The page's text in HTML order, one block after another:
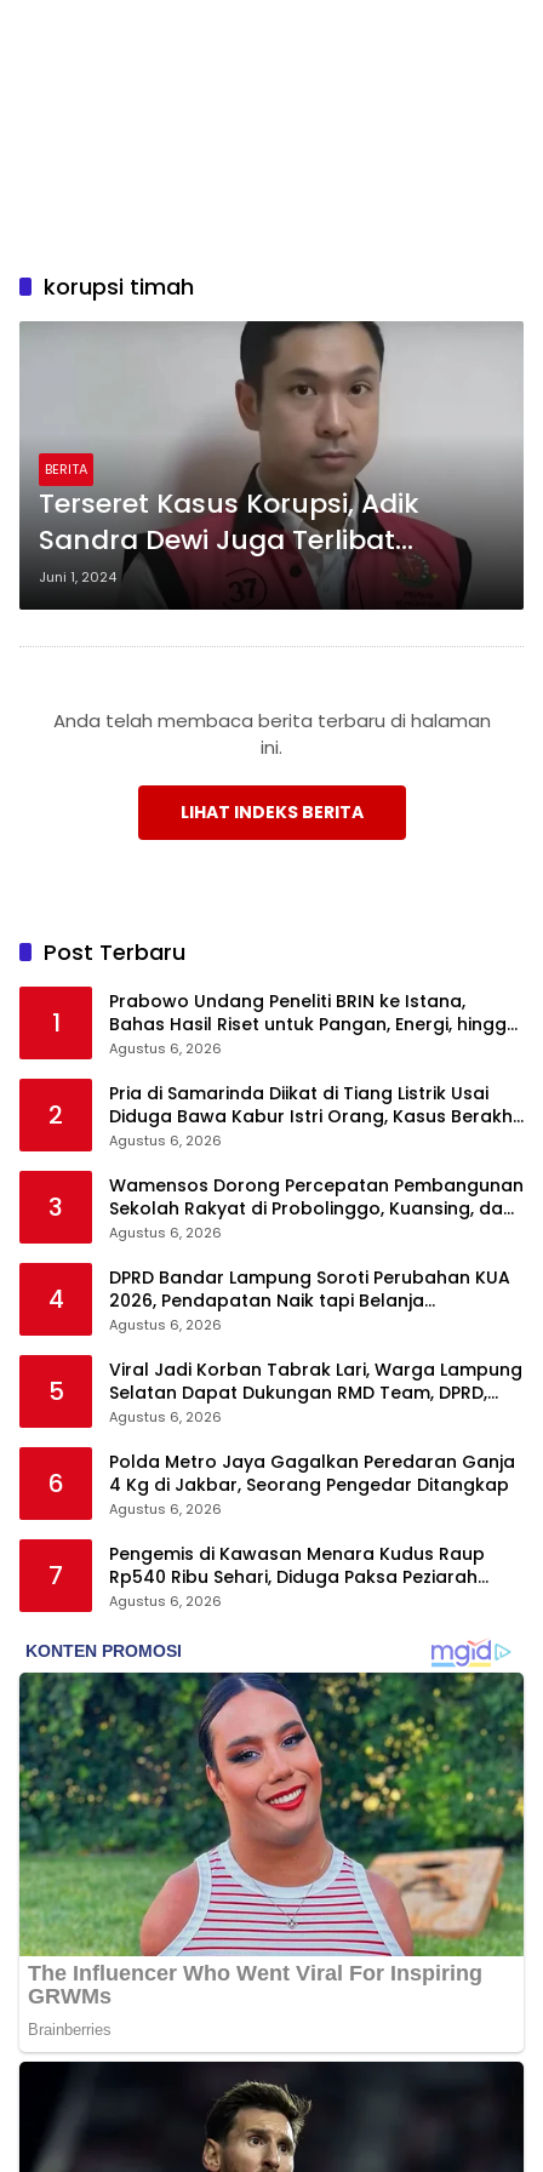
korupsi timah
BERITA
Terseret Kasus Korupsi, Adik
Sandra Dewi Juga Terlibat
Skandal Timah
Juni 1, 2024
Anda telah membaca berita terbaru di halaman
ini.
LIHAT INDEKS BERITA
Post Terbaru
1
Prabowo Undang Peneliti BRIN ke Istana,
Bahas Hasil Riset untuk Pangan, Energi, hingga
Sampah
Agustus 6, 2026
2
Pria di Samarinda Diikat di Tiang Listrik Usai
Diduga Bawa Kabur Istri Orang, Kasus Berakhir
Damai
Agustus 6, 2026
3
Wamensos Dorong Percepatan Pembangunan
Sekolah Rakyat di Probolinggo, Kuansing, dan
Polewali Mandar
Agustus 6, 2026
4
DPRD Bandar Lampung Soroti Perubahan KUA
2026, Pendapatan Naik tapi Belanja
Pembangunan Dipangkas
Agustus 6, 2026
5
Viral Jadi Korban Tabrak Lari, Warga Lampung
Selatan Dapat Dukungan RMD Team, DPRD,
dan Influencer
Agustus 6, 2026
6
Polda Metro Jaya Gagalkan Peredaran Ganja
4 Kg di Jakbar, Seorang Pengedar Ditangkap
Agustus 6, 2026
7
Pengemis di Kawasan Menara Kudus Raup
Rp540 Ribu Sehari, Diduga Paksa Peziarah
hingga Tarik Baju
Agustus 6, 2026